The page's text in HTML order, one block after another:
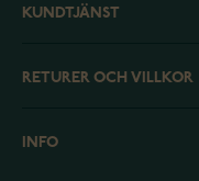
KUNDTJÄNST
RETURER OCH VILLKOR
INFO